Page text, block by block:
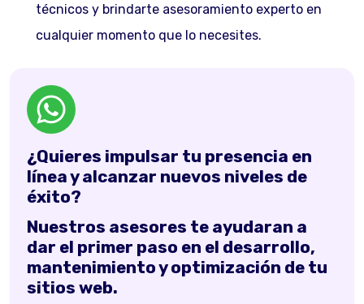
técnicos y brindarte asesoramiento experto en
cualquier momento que lo necesites.
¿Quieres impulsar tu presencia en
línea y alcanzar nuevos niveles de
éxito?
Nuestros asesores te ayudaran a
dar el primer paso en el desarrollo,
mantenimiento y optimización de tu
sitios web.